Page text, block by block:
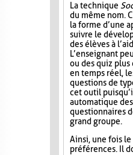
La technique
du même nom.
la forme d’une
suivre le
des élèves à
L’enseignant
ou des quiz
en temps réel,
questions de
cet outil
automatique
questionnaires
grand groupe.
Ainsi, une fois
préférences. Il